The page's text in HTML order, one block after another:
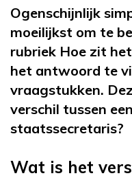
Ogenschijnlijk
moeilijkst om te
rubriek Hoe zit
het antwoord te
vraagstukken.
verschil tussen
staatssecretaris?
Wat is het